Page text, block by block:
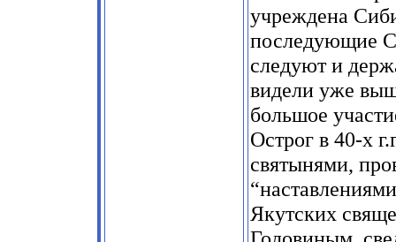
учреждена
последующие
следуют и
видели уже
большое
Острог в 40-х
святынями,
Якутских